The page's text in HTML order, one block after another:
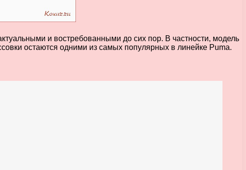
и востребованными до сих пор. В частности, модель
остаются одними из самых популярных в линейке Puma.